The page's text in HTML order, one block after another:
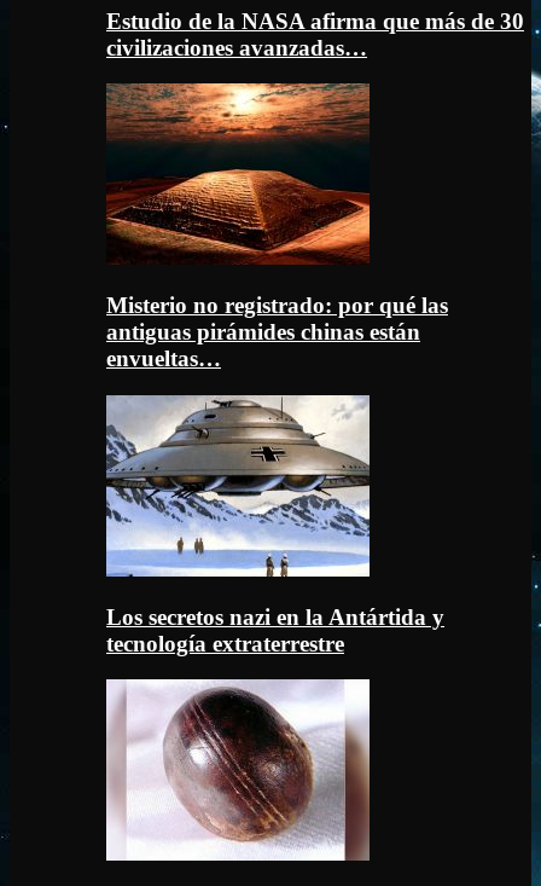
Estudio de la NASA afirma que más de 30
civilizaciones avanzadas…
Misterio no registrado: por qué las
antiguas pirámides chinas están
envueltas…
Los secretos nazi en la Antártida y
tecnología extraterrestre